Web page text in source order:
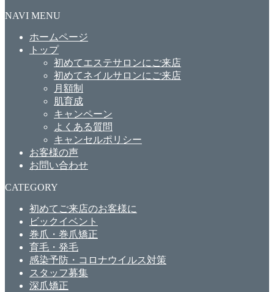
NAVI MENU
ホームページ
トップ
初めてエステサロンにご来店
初めてネイルサロンにご来店
月額制
肌育成
キャンペーン
よくある質問
キャンセルポリシー
お客様の声
お問い合わせ
CATEGORY
初めてご来店のお客様に
ビックイベント
巻爪・巻爪矯正
育毛・発毛
感染予防・コロナウイルス対策
スタッフ募集
深爪矯正